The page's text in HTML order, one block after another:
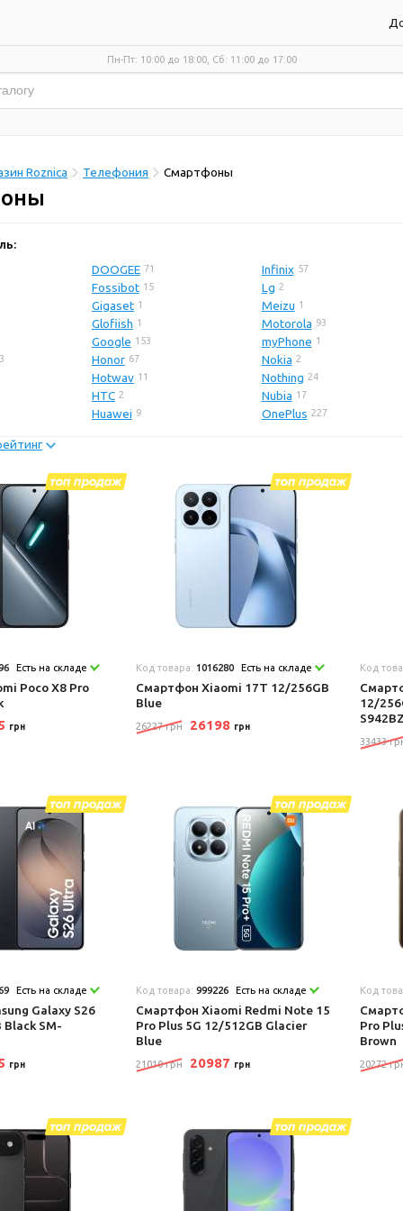
Пн-Пт: 10:00 до 18:00, Сб: 11:00 до 17:00
Roznica Телефония Смартфоны
3
DOOGEE 71
Fossibot 15
Gigaset 1
Glofiish 1
Google 153
Honor 67
Hotwav 11
HTC 2
Huawei 9
Infinix 57
Lg 2
Meizu 1
Motorola 93
myPhone 1
Nokia 2
Nothing 24
Nubia 17
OnePlus 227
Есть на складе
Poco X8 Pro
грн
Код товара: 1016280 Есть на складе
Смартфон Xiaomi 17T 12/256GB
Blue
26227 грн 26198 грн
Код
12/
33433
Есть на складе
Galaxy S26
SM-
грн
Код товара: 999226 Есть на складе
Смартфон Xiaomi Redmi Note 15
Pro Plus 5G 12/512GB Glacier
Blue
21010 грн 20987 грн
Код
Pro
Brown
20272